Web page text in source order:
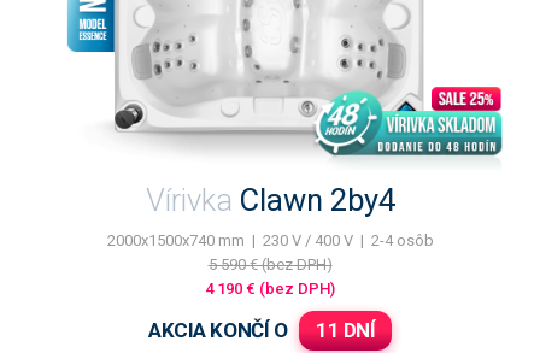
Vírivka Clawn 2by4
2000x1500x740 mm | 230 V / 400 V | 2-4 osôb
5 590 € (bez DPH)
4 190 € (bez DPH)
AKCIA KONČÍ O 11 DNÍ